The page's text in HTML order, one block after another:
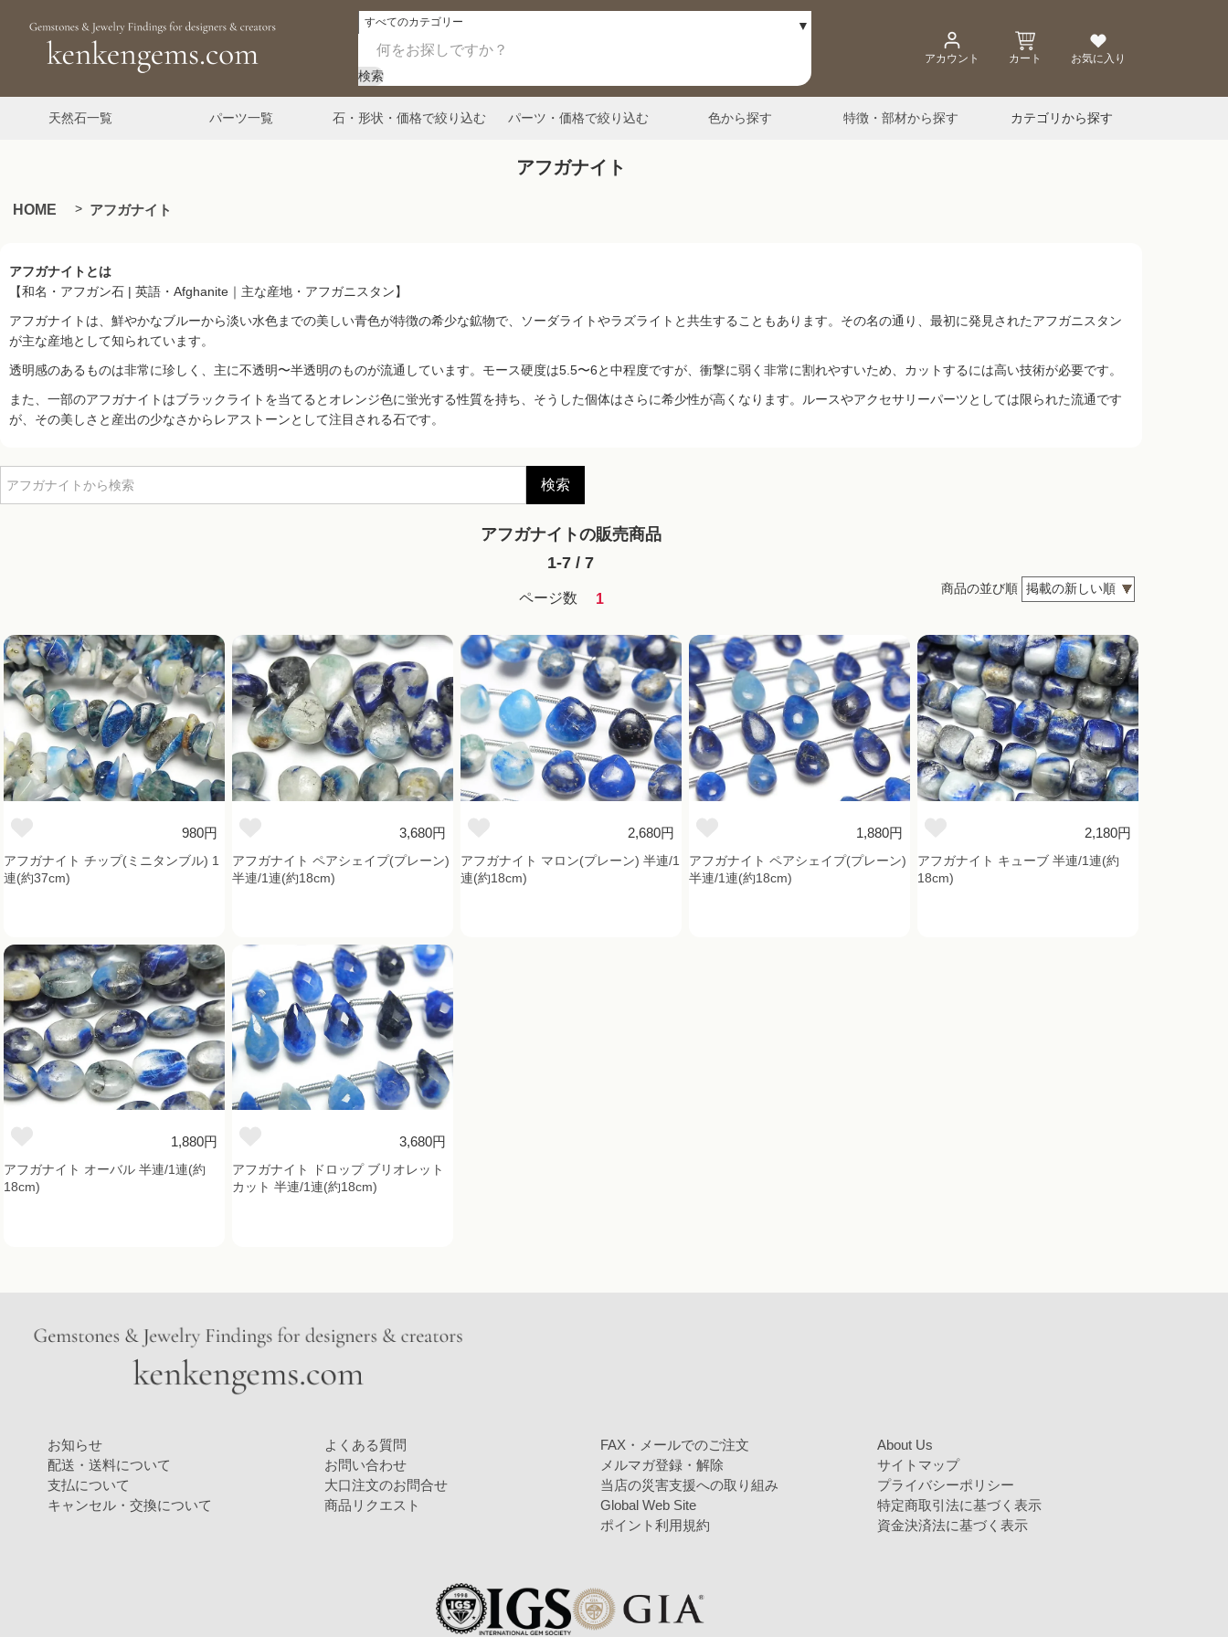
検索
アカウント カート お気に入り
天然石一覧 パーツ一覧 石・形状・価格で絞り込む パーツ・価格で絞り込む 色から探す 特徴・部材から探す カテゴリから探す
アフガナイト
HOME アフガナイト
アフガナイトとは
【和名・アフガン石 | 英語・Afghanite｜主な産地・アフガニスタン】
アフガナイトは、鮮やかなブルーから淡い水色までの美しい青色が特徴の希少な鉱物で、ソーダライトやラズライトと共生することもあります。その名の通り、最初に発見されたアフガニスタン
が主な産地として知られています。
透明感のあるものは非常に珍しく、主に不透明〜半透明のものが流通しています。モース硬度は5.5〜6と中程度ですが、衝撃に弱く非常に割れやすいため、カットするには高い技術が必要です。
また、一部のアフガナイトはブラックライトを当てるとオレンジ色に蛍光する性質を持ち、そうした個体はさらに希少性が高くなります。ルースやアクセサリーパーツとしては限られた流通です
が、その美しさと産出の少なさからレアストーンとして注目される石です。
検索
アフガナイトの販売商品
商品の並び順
1-7 / 7
ページ数 1
980円
アフガナイト チップ(ミニタンブル) 1
連(約37cm)
3,680円
アフガナイト ペアシェイプ(プレーン)
半連/1連(約18cm)
2,680円
アフガナイト マロン(プレーン) 半連/1
連(約18cm)
1,880円
アフガナイト ペアシェイプ(プレーン)
半連/1連(約18cm)
2,180円
アフガナイト キューブ 半連/1連(約
18cm)
1,880円
アフガナイト オーバル 半連/1連(約
18cm)
3,680円
アフガナイト ドロップ ブリオレット
カット 半連/1連(約18cm)
お知らせ
配送・送料について
支払について
キャンセル・交換について
よくある質問
お問い合わせ
大口注文のお問合せ
商品リクエスト
FAX・メールでのご注文
メルマガ登録・解除
当店の災害支援への取り組み
Global Web Site
ポイント利用規約
About Us
サイトマップ
プライバシーポリシー
特定商取引法に基づく表示
資金決済法に基づく表示